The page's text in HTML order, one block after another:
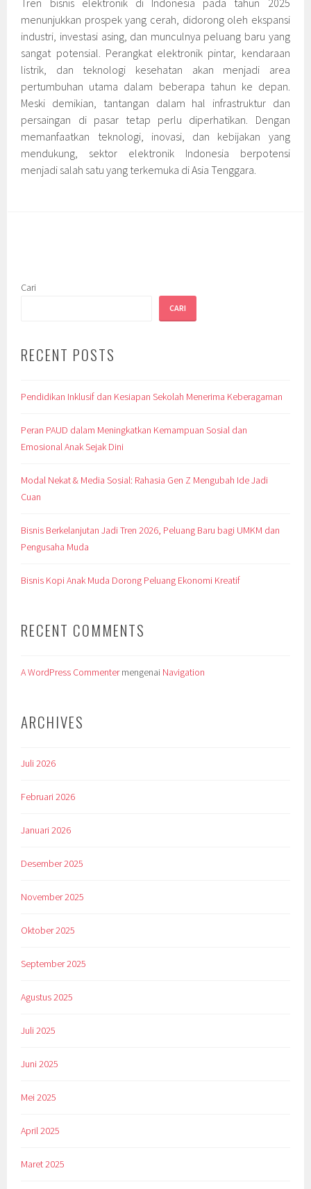
menunjukkan prospek yang cerah, didorong oleh ekspansi
industri, investasi asing, dan munculnya peluang baru yang
sangat potensial. Perangkat elektronik pintar, kendaraan
listrik, dan teknologi kesehatan akan menjadi area
pertumbuhan utama dalam beberapa tahun ke depan.
Meski demikian, tantangan dalam hal infrastruktur dan
persaingan di pasar tetap perlu diperhatikan. Dengan
memanfaatkan teknologi, inovasi, dan kebijakan yang
mendukung, sektor elektronik Indonesia berpotensi
menjadi salah satu yang terkemuka di Asia Tenggara.
Cari
CARI
RECENT POSTS
Pendidikan Inklusif dan Kesiapan Sekolah Menerima Keberagaman
Peran PAUD dalam Meningkatkan Kemampuan Sosial dan
Emosional Anak Sejak Dini
Modal Nekat & Media Sosial: Rahasia Gen Z Mengubah Ide Jadi
Cuan
Bisnis Berkelanjutan Jadi Tren 2026, Peluang Baru bagi UMKM dan
Pengusaha Muda
Bisnis Kopi Anak Muda Dorong Peluang Ekonomi Kreatif
RECENT COMMENTS
A WordPress Commentermengenai Navigation
ARCHIVES
Juli 2026
Februari 2026
Januari 2026
Desember 2025
November 2025
Oktober 2025
September 2025
Agustus 2025
Juli 2025
Juni 2025
Mei 2025
April 2025
Maret 2025